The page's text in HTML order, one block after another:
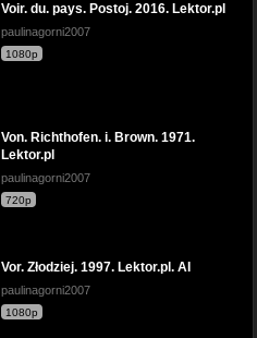
Voir. du. pays. Postoj. 2016. Lektor.pl
paulinagorni2007
1080p
Von. Richthofen. i. Brown. 1971.
Lektor.pl
paulinagorni2007
720p
Vor. Złodziej. 1997. Lektor.pl. AI
paulinagorni2007
1080p